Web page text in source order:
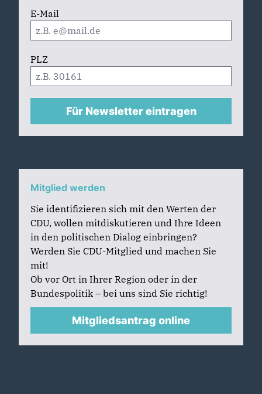
E-Mail
PLZ
Für Newsletter eintragen
Mitglied werden
Sie identifizieren sich mit den Werten der
CDU, wollen mitdiskutieren und Ihre Ideen
in den politischen Dialog einbringen?
Werden Sie CDU-Mitglied und machen Sie
mit!
Ob vor Ort in Ihrer Region oder in der
Bundespolitik – bei uns sind Sie richtig!
Mitgliedsantrag online